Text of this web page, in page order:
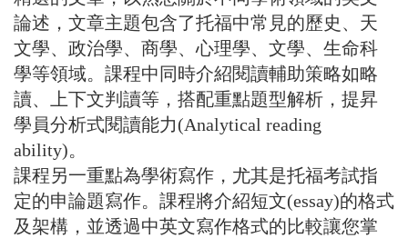
論述，文章主題包含了托福中常見的歷史、天
文學、政治學、商學、心理學、文學、生命科
學等領域。課程中同時介紹閱讀輔助策略如略
讀、上下文判讀等，搭配重點題型解析，提昇
學員分析式閱讀能力(Analytical reading
ability)。
課程另一重點為學術寫作，尤其是托福考試指
定的申論題寫作。課程將介紹短文(essay)的格式
及架構，並透過中英文寫作格式的比較讓您掌